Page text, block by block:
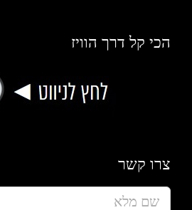
הכי קל דרך הוויז
צרו קשר